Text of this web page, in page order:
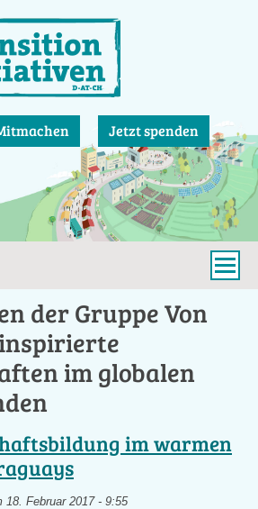
Jetzt spenden
der Gruppe Von
im globalen
im warmen
18. Februar 2017 - 9:55